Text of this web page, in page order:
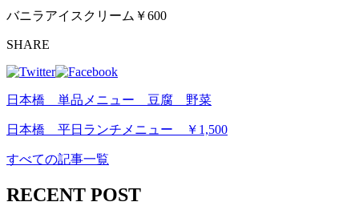
バニラアイスクリーム￥600
SHARE
日本橋 単品メニュー 豆腐 野菜
日本橋 平日ランチメニュー ￥1,500
すべての記事一覧
RECENT POST